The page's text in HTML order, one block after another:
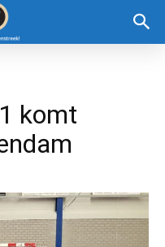
komt